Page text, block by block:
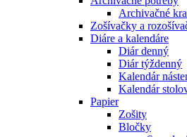
Archivačné
Zošívačky a
Diáre a kalendáre
Diár denný
Diár týždenný
Kalendár
Kalendár
Papier
Zošity
Bločky